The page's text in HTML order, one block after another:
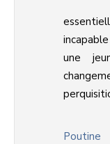
une
Poutine